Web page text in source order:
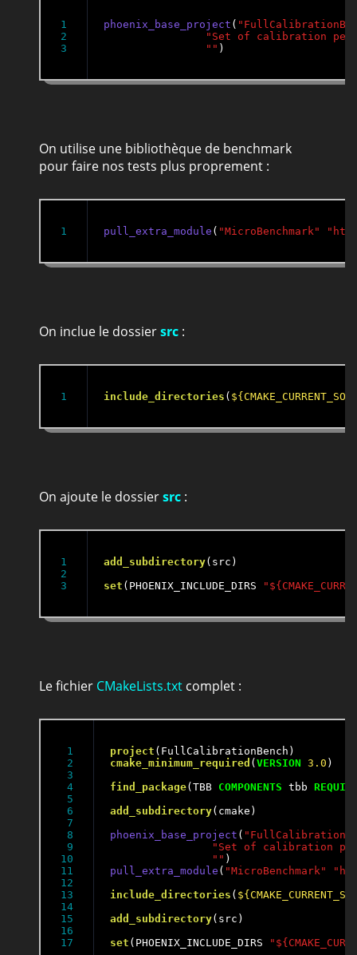
1
2
phoenix_base_project (
"Set of calibration
"" )
On utilise une bibliothèque de benchmark
pour faire nos tests plus proprement :
pull_extra_module ( "MicroBenchmark"
On inclue le dossiersrc :
include_directories (
On ajoute le dossiersrc :
1
2
add_subdirectory(src)
set (PHOENIX_INCLUDE_DIRS
Le fichier CMakeLists.txt complet :
1
2
3
4
5
6
7
8
9
10
11
12
13
14
15
16
project
cmake_minimum_required (VERSION 3 .0 )
find_package(TBB COMPONENTS tbb
add_subdirectory(cmake)
phoenix_base_project (
"Set of calibration
""
pull_extra_module ( "MicroBenchmark"
include_directories (
add_subdirectory(src)
set (PHOENIX_INCLUDE_DIRS